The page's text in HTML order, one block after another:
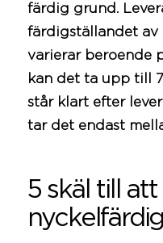
färdig grund.
färdigställandet
varierar beroende
kan det ta upp till
står klart efter
tar det endast
5 skäl till